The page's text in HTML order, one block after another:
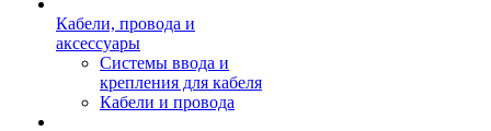
Кабели, провода и
аксессуары
Системы ввода и
крепления для кабеля
Кабели и провода